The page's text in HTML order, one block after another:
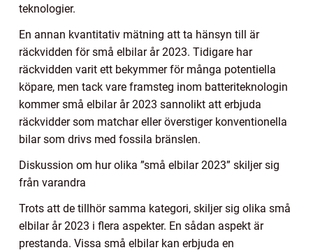
teknologier.
En annan kvantitativ mätning att ta hänsyn till är
räckvidden för små elbilar år 2023. Tidigare har
räckvidden varit ett bekymmer för många potentiella
köpare, men tack vare framsteg inom batteriteknologin
kommer små elbilar år 2023 sannolikt att erbjuda
räckvidder som matchar eller överstiger konventionella
bilar som drivs med fossila bränslen.
Diskussion om hur olika ”små elbilar 2023” skiljer sig
från varandra
Trots att de tillhör samma kategori, skiljer sig olika små
elbilar år 2023 i flera aspekter. En sådan aspekt är
prestanda. Vissa små elbilar kan erbjuda en